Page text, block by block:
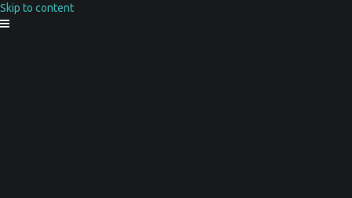
Skip to content